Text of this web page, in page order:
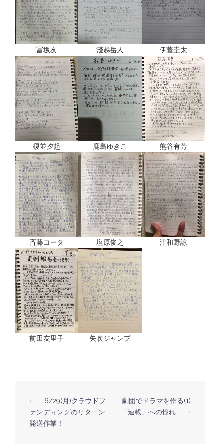
冨坂友 淺越岳人 伊藤圭太
榎並夕起 鹿島ゆきこ 熊谷有芳
斉藤コータ 塩原俊之 津和野諒
前田友里子 矢吹ジャンプ
投
稿
⟵
6/29(月)クラウドフ
ァンディングのリターン
発送作業！
劇団でドラマを作る(1)
「連載」への憧れ
⟶